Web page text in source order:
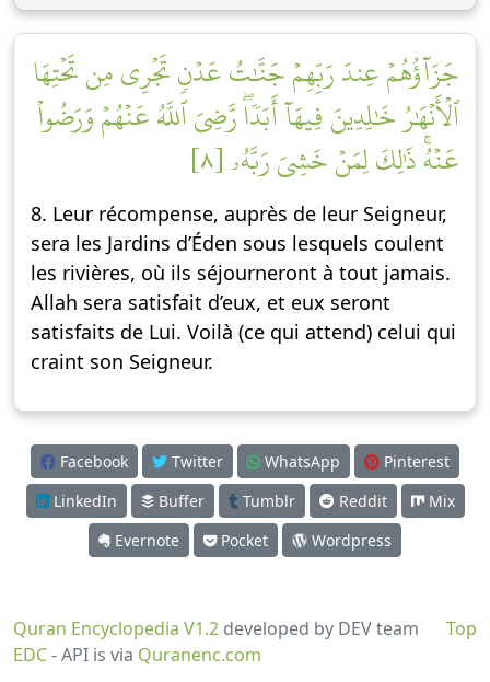
جَزَآؤُهُمۡ عِندَ رَبِّهِمۡ جَنَّٰتُ عَدۡنٖ تَجۡرِي مِن تَحۡتِهَا
ٱلۡأَنۡهَٰرُ خَٰلِدِينَ فِيهَآ أَبَدٗاۖ رَّضِيَ ٱللَّهُ عَنۡهُمۡ وَرَضُواْ
عَنۡهُۚ ذَٰلِكَ لِمَنۡ خَشِيَ رَبَّهُۥ [٨]
8. Leur récompense, auprès de leur Seigneur,
sera les Jardins d’Éden sous lesquels coulent
les rivières, où ils séjourneront à tout jamais.
Allah sera satisfait d’eux, et eux seront
satisfaits de Lui. Voilà (ce qui attend) celui qui
craint son Seigneur.
Facebook Twitter WhatsApp
Pinterest
LinkedIn
Buffer Tumblr Reddit
Mix
Evernote
Pocket Wordpress
Top
Quran Encyclopedia V1.2 developed by DEV team
EDC- API is via Quranenc.com